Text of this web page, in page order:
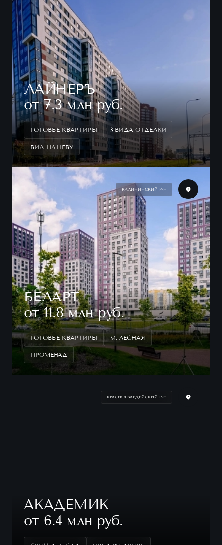
ЛАЙНЕРЪ
от 7.3 млн руб.
ГОТОВЫЕ КВАРТИРЫ 3 ВИДА ОТДЕЛКИ
ВИД НА НЕВУ
КАЛИНИНСКИЙ Р-Н
БЕЛАРТ
от 11.8 млн руб.
ГОТОВЫЕ КВАРТИРЫ М. ЛЕСНАЯ
ПРОМЕНАД
КРАСНОГВАРДЕЙСКИЙ Р-Н
АКАДЕМИК
от 6.4 млн руб.